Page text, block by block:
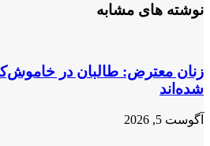
مبارزه
است
در
پروان؛
و
دختر
جان
باختند
نوشته های مشابه
زنان معترض: طالبان در
شده‌اند
آگوست 5, 2026